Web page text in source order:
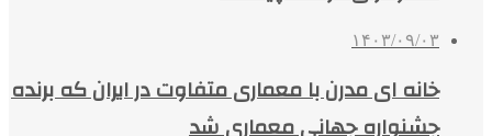
۱۴۰۳/۰۹/۰۳
خانه ای مدرن با معماری متفاوت در ایران که برنده
جشنواره جهانی معماری شد